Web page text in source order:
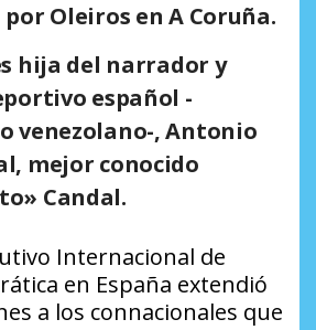
por Oleiros en A Coruña.
hija del narrador y
español -
venezolano-, Antonio
mejor conocido
Candal.
Internacional de
en España extendió
a los connacionales que